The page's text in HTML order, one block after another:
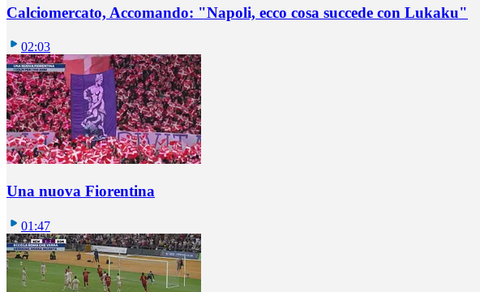
Calciomercato, Accomando: "Napoli, ecco cosa succede con Lukaku"
02:03
Una nuova Fiorentina
01:47